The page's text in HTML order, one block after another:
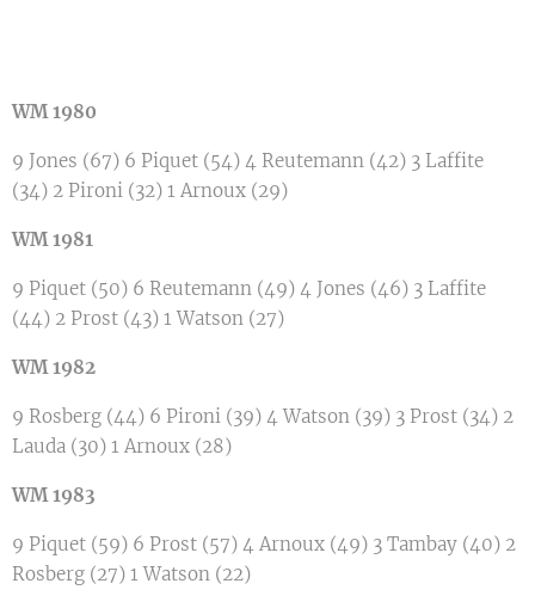
WM 1980
9 Jones (67) 6 Piquet (54) 4 Reutemann (42) 3 Laffite
(34) 2 Pironi (32) 1 Arnoux (29)
WM 1981
9 Piquet (50) 6 Reutemann (49) 4 Jones (46) 3 Laffite
(44) 2 Prost (43) 1 Watson (27)
WM 1982
9 Rosberg (44) 6 Pironi (39) 4 Watson (39) 3 Prost (34) 2
Lauda (30) 1 Arnoux (28)
WM 1983
9 Piquet (59) 6 Prost (57) 4 Arnoux (49) 3 Tambay (40) 2
Rosberg (27) 1 Watson (22)